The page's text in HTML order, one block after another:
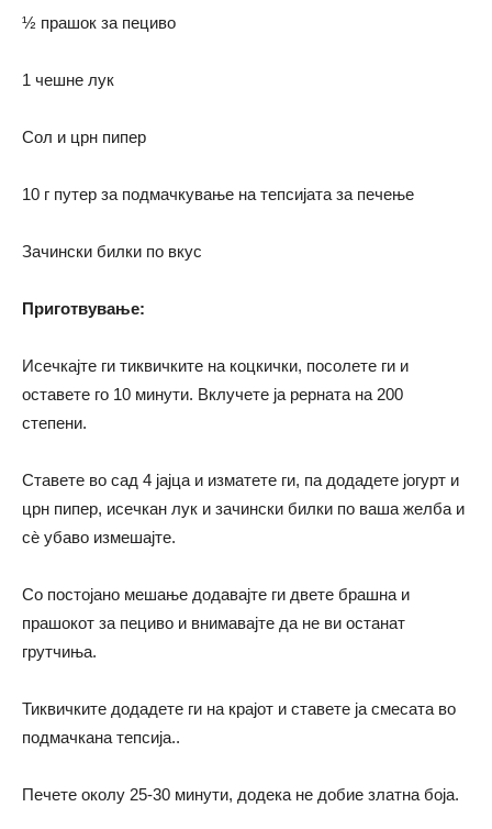
½ прашок за пециво
1 чешне лук
Сол и црн пипер
10 г путер за подмачкување на тепсијата за печење
Зачински билки по вкус
Приготвување:
Исечкајте ги тиквичките на коцкички, посолете ги и
оставете го 10 минути. Вклучете ја рерната на 200
степени.
Ставете во сад 4 јајца и изматете ги, па додадете јогурт и
црн пипер, исечкан лук и зачински билки по ваша желба и
сѐ убаво измешајте.
Со постојано мешање додавајте ги двете брашна и
прашокот за пециво и внимавајте да не ви останат
грутчиња.
Тиквичките додадете ги на крајот и ставете ја смесата во
подмачкана тепсија..
Печете околу 25-30 минути, додека не добие златна боја.